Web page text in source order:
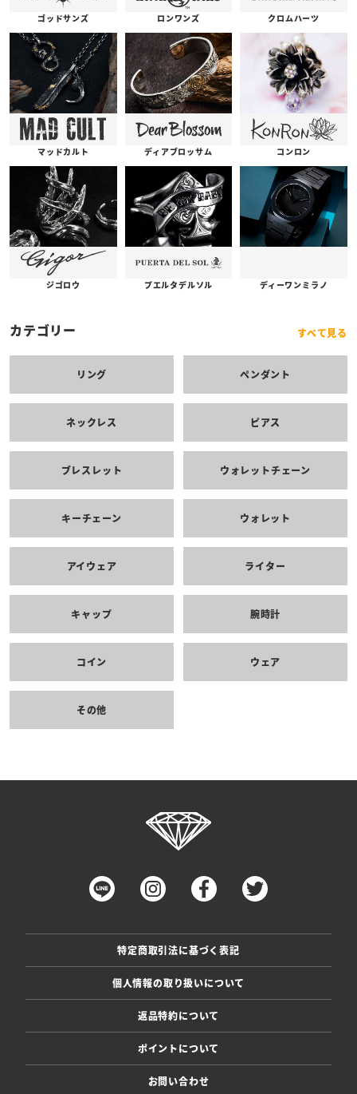
ゴッドサンズ ロンワンズ クロムハーツ
マッドカルト ディアブロッサム コンロン
ジゴロウ プエルタデルソル ディーワンミラノ
カテゴリー すべて見る
リング ペンダント
ネックレス ピアス
ブレスレット ウォレットチェーン
キーチェーン ウォレット
アイウェア ライター
キャップ 腕時計
コイン ウェア
その他
特定商取引法に基づく表記
個人情報の取り扱いについて
返品特約について
ポイントについて
お問い合わせ